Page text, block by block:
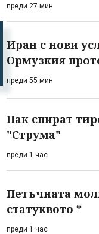
преди 27 мин
Иран с нови
Ормузкия
преди 55 мин
Пак спират
"Струма"
преди 1 час
Петъчната
статуквото *
преди 1 час